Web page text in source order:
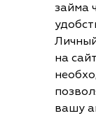
займа
на
вашу